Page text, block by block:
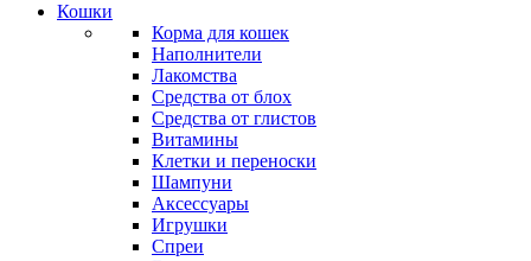
Кошки
Корма для кошек
Наполнители
Лакомства
Средства от блох
Средства от глистов
Витамины
Клетки и переноски
Шампуни
Аксессуары
Игрушки
Спреи